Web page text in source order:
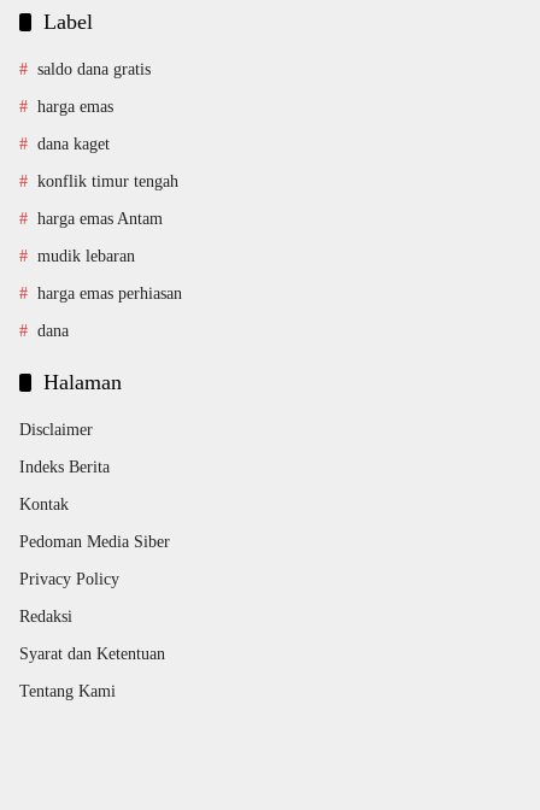
Label
saldo dana gratis
harga emas
dana kaget
konflik timur tengah
harga emas Antam
mudik lebaran
harga emas perhiasan
dana
Halaman
Disclaimer
Indeks Berita
Kontak
Pedoman Media Siber
Privacy Policy
Redaksi
Syarat dan Ketentuan
Tentang Kami